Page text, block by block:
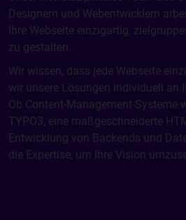
Designern und Webentwicklern
Ihre Webseite einzigartig,
zu gestalten.
Wir wissen, dass jede Webseite
wir unsere Lösungen individuell an
Ob Content-Management-Systeme
TYPO3, eine maßgeschneiderte
Entwicklung von Backends und
die Expertise, um Ihre Vision